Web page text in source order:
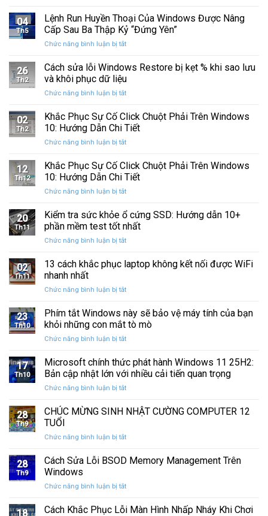
dẫn
cập
nhật
driver
đồ
họa
Windows
và
11
04
Th5
Lệnh Run Huyền Thoại Của Windows Được Nâng
Cấp Sau Ba Thập Kỷ “Đứng Yên”
Chức năng bình luận bị tắtở
Run
Thoại
Của
Được
Nâng
Sau
Thập
Kỷ
26
Th2
Cách sửa lỗi Windows Restore bị kẹt % khi sao lưu
và khôi phục dữ liệu
Chức năng bình luận bị tắtở
sửa
lỗi
Windows
Restore
kẹt
%
sao
và
khôi
02
Th2
Khắc Phục Sự Cố Click Chuột Phải Trên Windows
10: Hướng Dẫn Chi Tiết
Chức năng bình luận bị tắtở
Phục
Sự
Cố
Click
Phải
Trên
10:
Dẫn
12
Th12
Khắc Phục Sự Cố Click Chuột Phải Trên Windows
10: Hướng Dẫn Chi Tiết
Chức năng bình luận bị tắtở
Phục
Sự
Cố
Click
Phải
10:
Dẫn
Chi
20
Th11
Kiểm tra sức khỏe ổ cứng SSD: Hướng dẫn 10+
phần mềm test tốt nhất
Chức năng bình luận bị tắtở
tra
sức
ổ
SSD:
Hướng
10+
mềm
test
02
Th11
13 cách khắc phục laptop không kết nối được WiFi
nhanh nhất
Chức năng bình luận bị tắtở
cách
khắc
phục
laptop
kết
nối
WiFi
nhất
23
Th10
Phím tắt Windows này sẽ bảo vệ máy tính của bạn
khỏi những con mắt tò mò
Chức năng bình luận bị tắtở
tắt
Windows
này
sẽ
vệ
của
khỏi
mò
17
Th10
Microsoft chính thức phát hành Windows 11 25H2:
Bản cập nhật lớn với nhiều cải tiến quan trọng
Chức năng bình luận bị tắtở
chính
hành
11
cập
lớn
28
Th9
CHÚC MỪNG SINH NHẬT CƯỜNG COMPUTER 12
TUỔI
Chức năng bình luận bị tắtở
MỪNG
CƯỜNG
12
28
Th9
Cách Sửa Lỗi BSOD Memory Management Trên
Windows
Chức năng bình luận bị tắtở
Sửa
18
Cách Khắc Phục Lỗi Màn Hình Nhấp Nháy Khi Chơi